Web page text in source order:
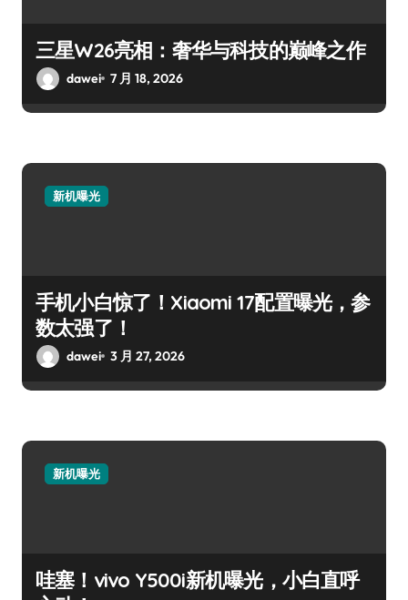
三星W26亮相：奢华与科技的巅峰之作
dawei 7 月 18, 2026
新机曝光
手机小白惊了！Xiaomi 17配置曝光，参
数太强了！
dawei 3 月 27, 2026
新机曝光
哇塞！vivo Y500i新机曝光，小白直呼